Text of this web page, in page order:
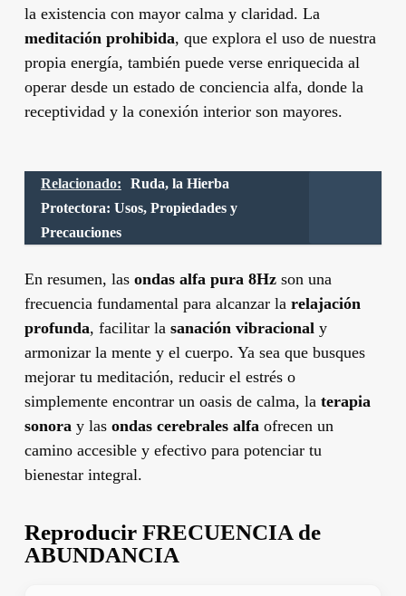
la existencia con mayor calma y claridad. La
meditación prohibida, que explora el uso de nuestra
propia energía, también puede verse enriquecida al
operar desde un estado de conciencia alfa, donde la
receptividad y la conexión interior son mayores.
Relacionado:
Ruda, la Hierba
Protectora: Usos, Propiedades y
Precauciones
En resumen, las ondas alfa pura 8Hzson una
frecuencia fundamental para alcanzar la relajación
profunda, facilitar la sanación vibracional y
armonizar la mente y el cuerpo. Ya sea que busques
mejorar tu meditación, reducir el estrés o
simplemente encontrar un oasis de calma, la terapia
sonora y las ondas cerebrales alfa ofrecen un
camino accesible y efectivo para potenciar tu
bienestar integral.
ReproducirFRECUENCIA de
ABUNDANCIA